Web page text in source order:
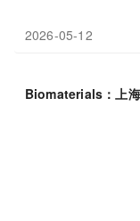
2026-05-12
Biomaterials：上